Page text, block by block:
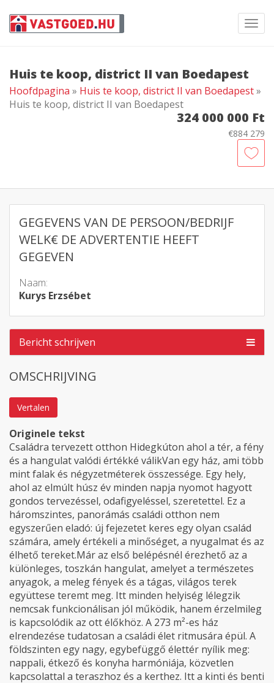
Huis te koop, district II van Boedapest
Hoofdpagina » Huis te koop, district II van Boedapest»
Huis te koop, district II van Boedapest
324 000 000 Ft
€884 279
GEGEVENS VAN DE PERSOON/BEDRIJF
WELK€ DE ADVERTENTIE HEEFT
GEGEVEN
Naam:
Kurys Erzsébet
Bericht schrijven
OMSCHRIJVING
Vertalen
Originele tekst
Családra tervezett otthon Hidegkúton ahol a tér, a fény
és a hangulat valódi értékké válikVan egy ház, ami több
mint falak és négyzetméterek összessége. Egy hely,
ahol az elmúlt húsz év minden napja nyomot hagyott
gondos tervezéssel, odafigyeléssel, szeretettel. Ez a
háromszintes, panorámás családi otthon nem
egyszerűen eladó: új fejezetet keres egy olyan család
számára, amely értékeli a minőséget, a nyugalmat és az
élhető tereket.Már az első belépésnél érezhető az a
különleges, toszkán hangulat, amelyet a természetes
anyagok, a meleg fények és a tágas, világos terek
együttese teremt meg. Itt minden helyiség lélegzik
nemcsak funkcionálisan jól működik, hanem érzelmileg
is kapcsolódik az ott élőkhöz. A 273 m²-es ház
elrendezése tudatosan a családi élet ritmusára épül. A
földszinten egy nagy, egybefüggő élettér nyílik meg:
nappali, étkező és konyha harmóniája, közvetlen
kapcsolattal a teraszhoz és a kerthez. Itt a kinti és benti